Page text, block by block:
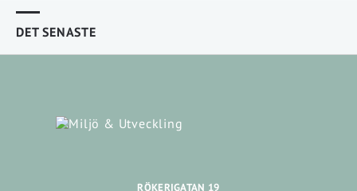
DET SENASTE
RÖKERIGATAN 19